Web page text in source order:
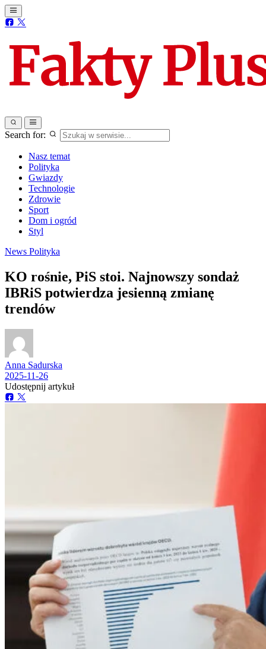
Search for:
Nasz temat
Polityka
Gwiazdy
Technologie
Zdrowie
Sport
Dom i ogród
Styl
News Polityka
KO rośnie, PiS stoi. Najnowszy sondaż
IBRiS potwierdza jesienną zmianę
trendów
Anna Sadurska
2025-11-26
Udostępnij artykuł